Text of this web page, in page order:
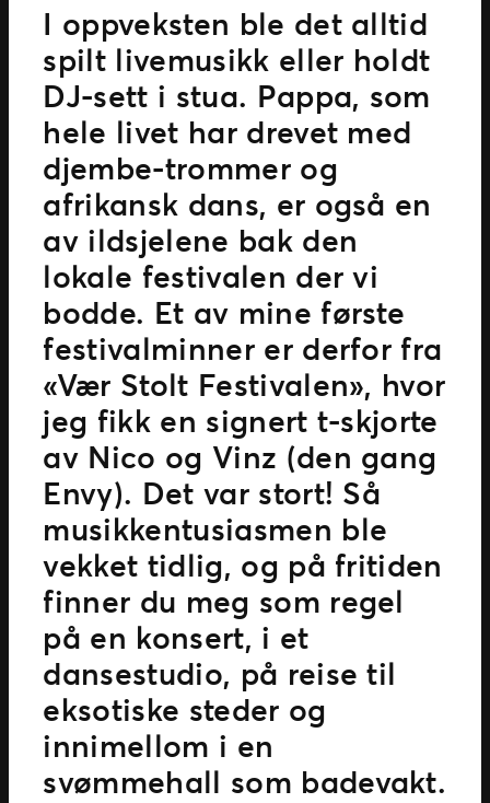
I oppveksten ble det alltid
spilt livemusikk eller holdt
DJ-sett i stua. Pappa, som
hele livet har drevet med
djembe-trommer og
afrikansk dans, er også en
av ildsjelene bak den
lokale festivalen der vi
bodde. Et av mine første
festivalminner er derfor fra
«Vær Stolt Festivalen», hvor
jeg fikk en signert t-skjorte
av Nico og Vinz (den gang
Envy). Det var stort! Så
musikkentusiasmen ble
vekket tidlig, og på fritiden
finner du meg som regel
på en konsert, i et
dansestudio, på reise til
eksotiske steder og
innimellom i en
svømmehall som badevakt.